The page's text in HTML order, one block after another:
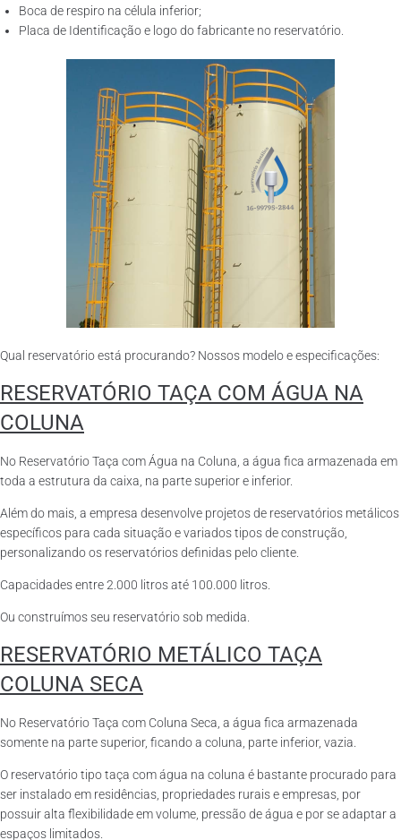
Boca de respiro na célula inferior;
Placa de Identificação e logo do fabricante no reservatório.
Qual reservatório está procurando? Nossos modelo e especificações:
RESERVATÓRIO TAÇA COM ÁGUA NA
COLUNA
No Reservatório Taça com Água na Coluna, a água fica armazenada em
toda a estrutura da caixa, na parte superior e inferior.
Além do mais, a empresa desenvolve projetos de reservatórios metálicos
específicos para cada situação e variados tipos de construção,
personalizando os reservatórios definidas pelo cliente.
Capacidades entre 2.000 litros até 100.000 litros.
Ou construímos seu reservatório sob medida.
RESERVATÓRIO METÁLICO TAÇA
COLUNA SECA
No Reservatório Taça com Coluna Seca, a água fica armazenada
somente na parte superior, ficando a coluna, parte inferior, vazia.
O reservatório tipo taça com água na coluna é bastante procurado para
ser instalado em residências, propriedades rurais e empresas, por
possuir alta flexibilidade em volume, pressão de água e por se adaptar a
espaços limitados.